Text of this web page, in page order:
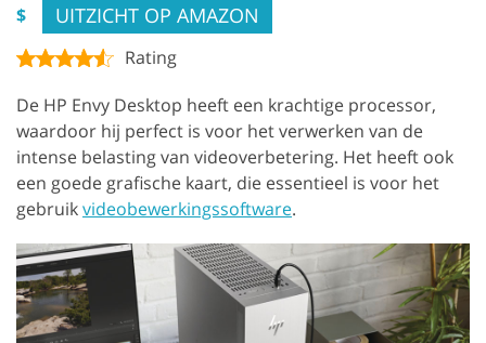
$ UITZICHT OP AMAZON
Rating
De HP Envy Desktop heeft een krachtige processor,
waardoor hij perfect is voor het verwerken van de
intense belasting van videoverbetering. Het heeft ook
een goede grafische kaart, die essentieel is voor het
gebruikvideobewerkingssoftware.